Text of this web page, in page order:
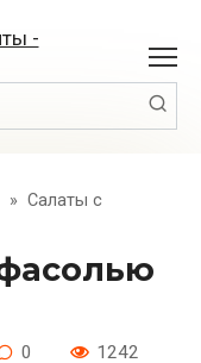
» Салаты с
0 1242